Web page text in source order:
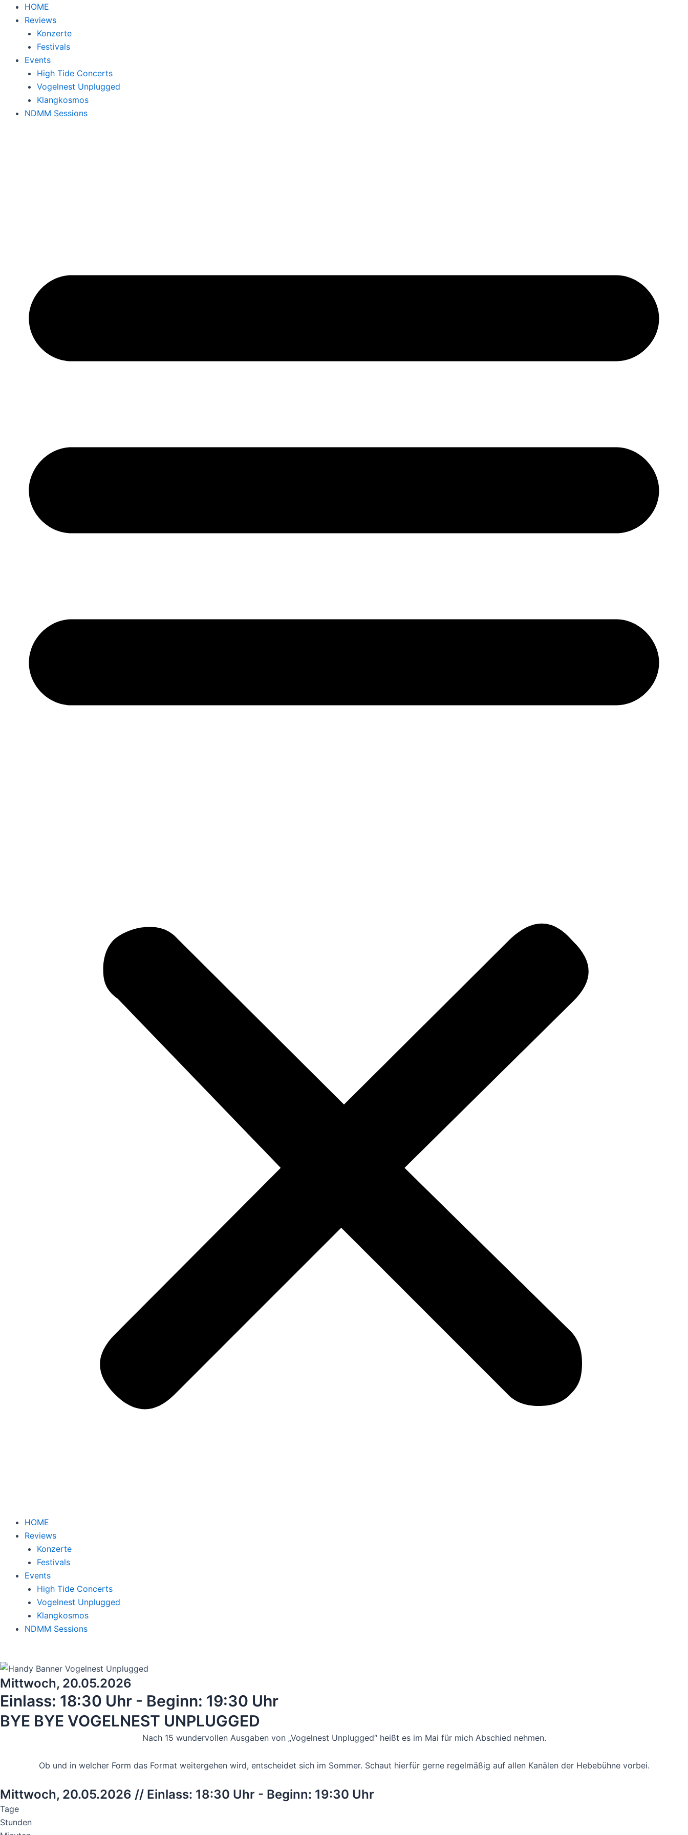
HOME
Reviews
Konzerte
Festivals
Events
High Tide Concerts
Vogelnest Unplugged
Klangkosmos
NDMM Sessions
HOME
Reviews
Konzerte
Festivals
Events
High Tide Concerts
Vogelnest Unplugged
Klangkosmos
NDMM Sessions
Mittwoch, 20.05.2026
Einlass: 18:30 Uhr - Beginn: 19:30 Uhr
BYE BYE VOGELNEST UNPLUGGED
Nach 15 wundervollen Ausgaben von „Vogelnest Unplugged“ heißt es im Mai für mich Abschied nehmen.
Ob und in welcher Form das Format weitergehen wird, entscheidet sich im Sommer. Schaut hierfür gerne regelmäßig auf allen Kanälen der Hebebühne vorbei.
Mittwoch, 20.05.2026 // Einlass: 18:30 Uhr - Beginn: 19:30 Uhr
Tage
Stunden